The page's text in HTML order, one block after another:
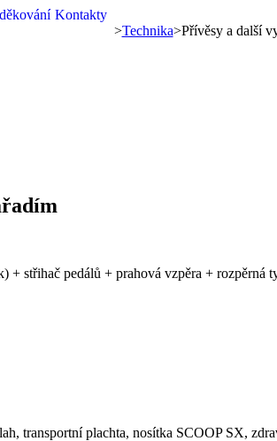
Kontakty
>Technika>Přívěsy a další
střihač pedálů + prahová vzpěra + rozpěrná
transportní plachta, nosítka SCOOP SX,